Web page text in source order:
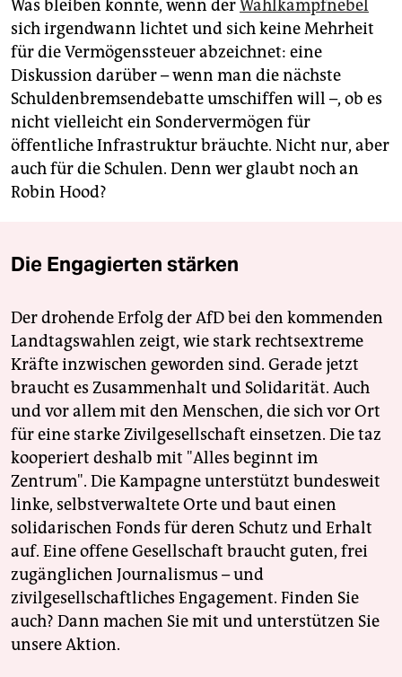
Was bleiben könnte, wenn derWahlkampfnebel
sich irgendwann lichtet und sich keine Mehrheit
für die Vermögenssteuer abzeichnet: eine
Diskussion darüber – wenn man die nächste
Schuldenbremsendebatte umschiffen will –, ob es
nicht vielleicht ein Sondervermögen für
öffentliche Infrastruktur bräuchte. Nicht nur, aber
auch für die Schulen. Denn wer glaubt noch an
Robin Hood?
Die Engagierten stärken
Der drohende Erfolg der AfD bei den kommenden
Landtagswahlen zeigt, wie stark rechtsextreme
Kräfte inzwischen geworden sind. Gerade jetzt
braucht es Zusammenhalt und Solidarität. Auch
und vor allem mit den Menschen, die sich vor Ort
für eine starke Zivilgesellschaft einsetzen. Die taz
kooperiert deshalb mit "Alles beginnt im
Zentrum". Die Kampagne unterstützt bundesweit
linke, selbstverwaltete Orte und baut einen
solidarischen Fonds für deren Schutz und Erhalt
auf. Eine offene Gesellschaft braucht guten, frei
zugänglichen Journalismus – und
zivilgesellschaftliches Engagement. Finden Sie
auch? Dann machen Sie mit und unterstützen Sie
unsere Aktion.